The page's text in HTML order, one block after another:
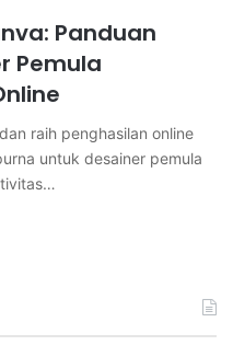
Panduan
Pemula
raih penghasilan online
untuk desainer pemula